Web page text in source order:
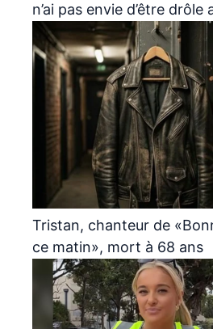
n’ai pas envie d’être drôle
Tristan, chanteur de
ce matin», mort à 68 ans